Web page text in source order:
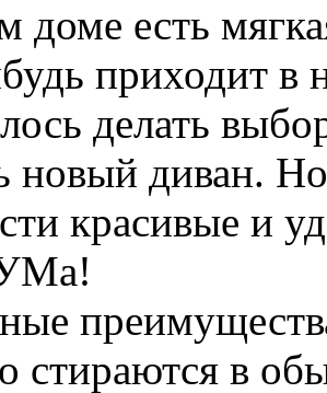
доме есть
приходит в
делать
новый диван.
красивые и
стираются в